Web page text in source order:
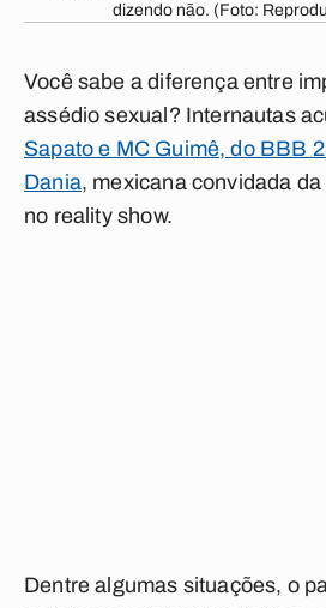
dizendo não. (Foto:
Você sabe a diferença entre
assédio sexual? Internautas
Sapato e MC Guimê, do BBB
Dania, mexicana convidada
no reality show.
Dentre algumas situações, o